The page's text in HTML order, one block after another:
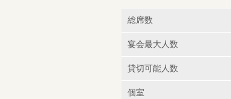
総席数
宴会最大人数
貸切可能人数
個室